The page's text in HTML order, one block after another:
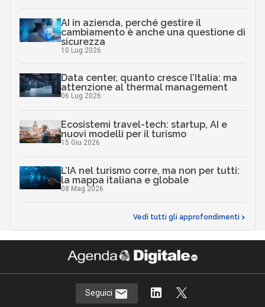
AI in azienda, perché gestire il
cambiamento è anche una questione di
sicurezza
10 Lug 2026
Data center, quanto cresce l’Italia: ma
attenzione al thermal management
06 Lug 2026
Ecosistemi travel-tech: startup, AI e
nuovi modelli per il turismo
15 Giu 2026
L’IA nel turismo corre, ma non per tutti:
la mappa italiana e globale
08 Mag 2026
Vedi tutti gli approfondimenti >
Seguici